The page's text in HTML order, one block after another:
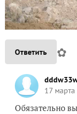
Ответить ✿
17
Обязательно